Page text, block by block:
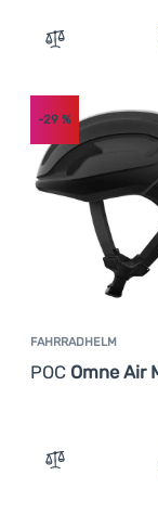
Zum
FAHRRADHELM
POC Omne Air
-29 %
Zum